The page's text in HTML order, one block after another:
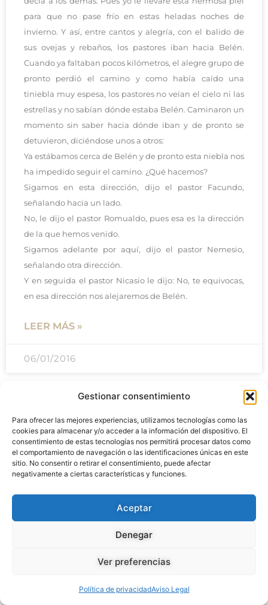
Gestionar consentimiento
Para ofrecer las mejores experiencias, utilizamos tecnologías como las
cookies para almacenar y/o acceder a la información del dispositivo. El
consentimiento de estas tecnologías nos permitirá procesar datos como
el comportamiento de navegación o las identificaciones únicas en este
sitio. No consentir o retirar el consentimiento, puede afectar
negativamente a ciertas características y funciones.
Aceptar
Denegar
Ver preferencias
Política de privacidadAviso Legal
para que no pase frío en estas heladas noches de
invierno. Y así, entre cantos y alegría, con el balido de
sus ovejas y rebaños, los pastores iban hacia Belén.
Cuando ya faltaban pocos kilómetros, el alegre grupo de
pronto perdió el camino y como había caído una
tiniebla muy espesa, los pastores no veían el cielo ni las
estrellas y no sabían dónde estaba Belén. Caminaron un
momento sin saber hacia dónde iban y de pronto se
detuvieron, diciéndose unos a otros:
Ya estábamos cerca de Belén y de pronto esta niebla nos
ha impedido seguir el camino. ¿Qué hacemos?
Sigamos en esta dirección, dijo el pastor Facundo,
señalando hacia un lado.
No, le dijo el pastor Romualdo, pues esa es la dirección
de la que hemos venido.
Sigamos adelante por aquí, dijo el pastor Nemesio,
señalando otra dirección.
Y en seguida el pastor Nicasio le dijo: No, te equivocas,
en esa dirección nos alejaremos de Belén.
LEER MÁS »
06/01/2016
En el año 1953 no hubo
«Despedía».
Navidades y la Epifanía del Señor; todo esto precedido
que el Niño está con nosotros, nos toca ir preparándonos
más nuestra de todas las existentes. Desde esta Web,